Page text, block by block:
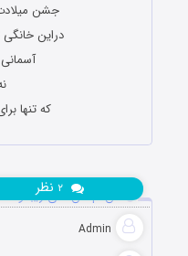
جشن
دراین
که تنها
اس ام اس های زیبا و
Admin
۲ نظر